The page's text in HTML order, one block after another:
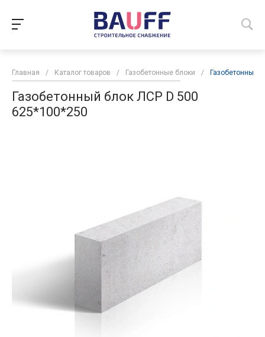
Главная / Каталог товаров / Газобетонные блоки / Газобетонный
Газобетонный блок ЛСР D 500
625*100*250